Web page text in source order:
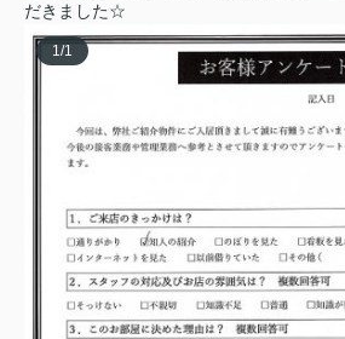
だきました☆
1/1